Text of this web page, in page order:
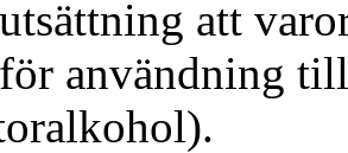
att
användning